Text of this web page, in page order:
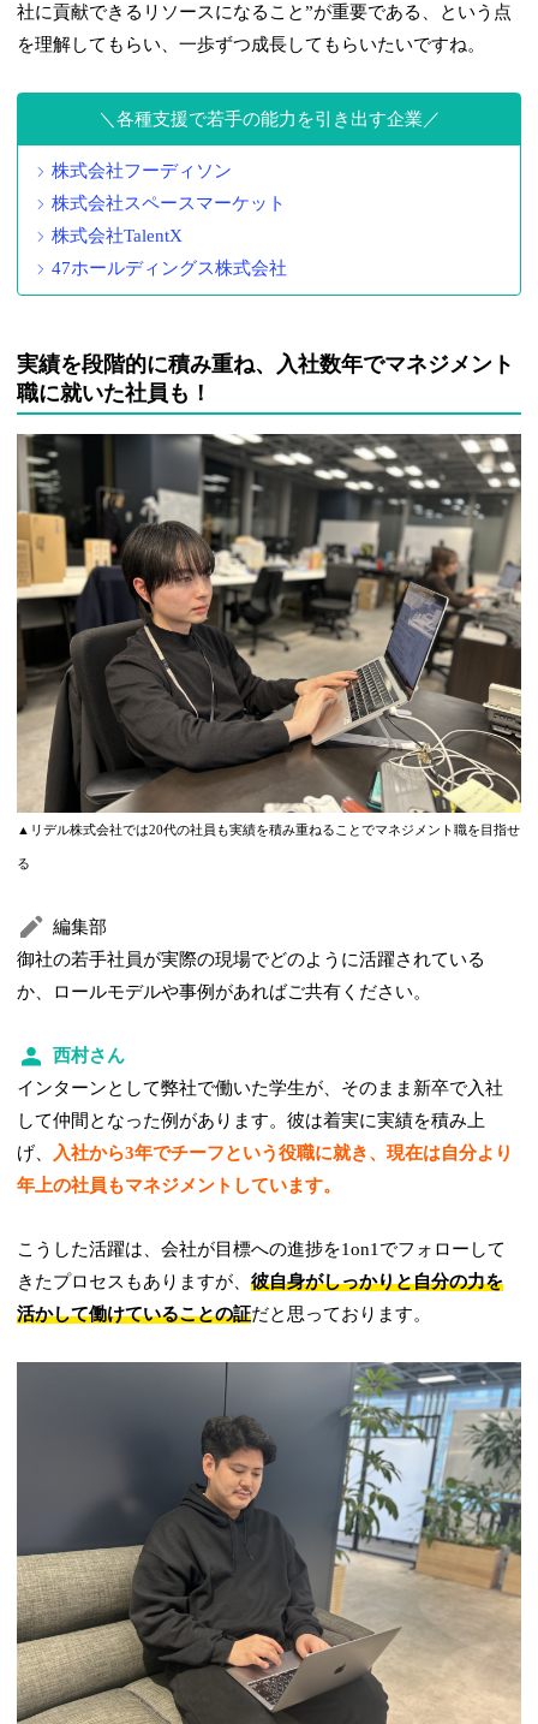
社に貢献できるリソースになること”が重要である、という点
を理解してもらい、一歩ずつ成長してもらいたいですね。
各種支援で若手の能力を引き出す企業
株式会社フーディソン
株式会社スペースマーケット
株式会社TalentX
47ホールディングス株式会社
実績を段階的に積み重ね、入社数年でマネジメント
職に就いた社員も！
▲リデル株式会社では20代の社員も実績を積み重ねることでマネジメント職を目指せ
る
編集部
御社の若手社員が実際の現場でどのように活躍されている
か、ロールモデルや事例があればご共有ください。
西村さん
インターンとして弊社で働いた学生が、そのまま新卒で入社
して仲間となった例があります。彼は着実に実績を積み上
げ、
入社から3年でチーフという役職に就き、現在は自分より
年上の社員もマネジメントしています。
こうした活躍は、会社が目標への進捗を1on1でフォローして
きたプロセスもありますが、彼自身がしっかりと自分の力を
活かして働けていることの証だと思っております。